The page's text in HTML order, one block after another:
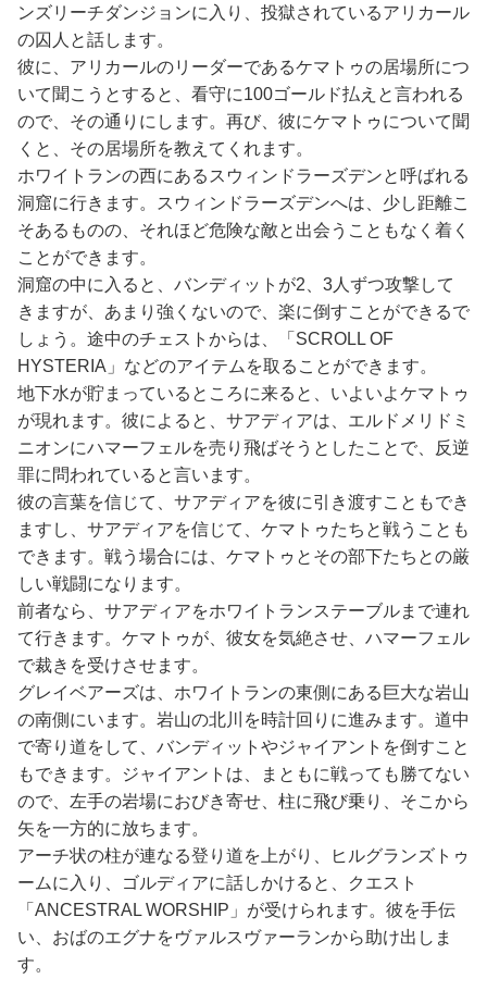
ンズリーチダンジョンに入り、投獄されているアリカール
の囚人と話します。
彼に、アリカールのリーダーであるケマトゥの居場所につ
いて聞こうとすると、看守に100ゴールド払えと言われる
ので、その通りにします。再び、彼にケマトゥについて聞
くと、その居場所を教えてくれます。
ホワイトランの西にあるスウィンドラーズデンと呼ばれる
洞窟に行きます。スウィンドラーズデンへは、少し距離こ
そあるものの、それほど危険な敵と出会うこともなく着く
ことができます。
洞窟の中に入ると、バンディットが2、3人ずつ攻撃して
きますが、あまり強くないので、楽に倒すことができるで
しょう。途中のチェストからは、「SCROLL OF
HYSTERIA」などのアイテムを取ることができます。
地下水が貯まっているところに来ると、いよいよケマトゥ
が現れます。彼によると、サアディアは、エルドメリドミ
ニオンにハマーフェルを売り飛ばそうとしたことで、反逆
罪に問われていると言います。
彼の言葉を信じて、サアディアを彼に引き渡すこともでき
ますし、サアディアを信じて、ケマトゥたちと戦うことも
できます。戦う場合には、ケマトゥとその部下たちとの厳
しい戦闘になります。
前者なら、サアディアをホワイトランステーブルまで連れ
て行きます。ケマトゥが、彼女を気絶させ、ハマーフェル
で裁きを受けさせます。
グレイベアーズは、ホワイトランの東側にある巨大な岩山
の南側にいます。岩山の北川を時計回りに進みます。道中
で寄り道をして、バンディットやジャイアントを倒すこと
もできます。ジャイアントは、まともに戦っても勝てない
ので、左手の岩場におびき寄せ、柱に飛び乗り、そこから
矢を一方的に放ちます。
アーチ状の柱が連なる登り道を上がり、ヒルグランズトゥ
ームに入り、ゴルディアに話しかけると、クエスト
「ANCESTRAL WORSHIP」が受けられます。彼を手伝
い、おばのエグナをヴァルスヴァーランから助け出しま
す。